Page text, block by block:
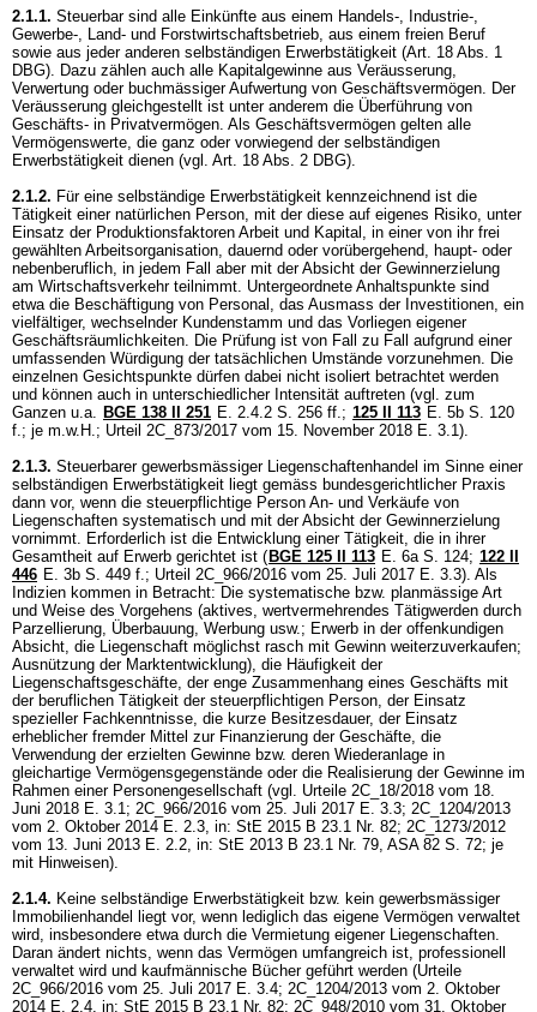
2.1.1. Steuerbar sind alle Einkünfte aus einem Handels-, Industrie-,
Gewerbe-, Land- und Forstwirtschaftsbetrieb, aus einem freien Beruf
sowie aus jeder anderen selbständigen Erwerbstätigkeit (Art. 18 Abs. 1
DBG). Dazu zählen auch alle Kapitalgewinne aus Veräusserung,
Verwertung oder buchmässiger Aufwertung von Geschäftsvermögen. Der
Veräusserung gleichgestellt ist unter anderem die Überführung von
Geschäfts- in Privatvermögen. Als Geschäftsvermögen gelten alle
Vermögenswerte, die ganz oder vorwiegend der selbständigen
Erwerbstätigkeit dienen (vgl. Art. 18 Abs. 2 DBG).
2.1.2. Für eine selbständige Erwerbstätigkeit kennzeichnend ist die
Tätigkeit einer natürlichen Person, mit der diese auf eigenes Risiko, unter
Einsatz der Produktionsfaktoren Arbeit und Kapital, in einer von ihr frei
gewählten Arbeitsorganisation, dauernd oder vorübergehend, haupt- oder
nebenberuflich, in jedem Fall aber mit der Absicht der Gewinnerzielung
am Wirtschaftsverkehr teilnimmt. Untergeordnete Anhaltspunkte sind
etwa die Beschäftigung von Personal, das Ausmass der Investitionen, ein
vielfältiger, wechselnder Kundenstamm und das Vorliegen eigener
Geschäftsräumlichkeiten. Die Prüfung ist von Fall zu Fall aufgrund einer
umfassenden Würdigung der tatsächlichen Umstände vorzunehmen. Die
einzelnen Gesichtspunkte dürfen dabei nicht isoliert betrachtet werden
und können auch in unterschiedlicher Intensität auftreten (vgl. zum
Ganzen u.a. BGE 138 II 251 E. 2.4.2 S. 256 ff.; 125 II 113 E. 5b S. 120
f.; je m.w.H.; Urteil 2C_873/2017 vom 15. November 2018 E. 3.1).
2.1.3. Steuerbarer gewerbsmässiger Liegenschaftenhandel im Sinne einer
selbständigen Erwerbstätigkeit liegt gemäss bundesgerichtlicher Praxis
dann vor, wenn die steuerpflichtige Person An- und Verkäufe von
Liegenschaften systematisch und mit der Absicht der Gewinnerzielung
vornimmt. Erforderlich ist die Entwicklung einer Tätigkeit, die in ihrer
Gesamtheit auf Erwerb gerichtet ist ( BGE 125 II 113 E. 6a S. 124; 122 II
446 E. 3b S. 449 f.; Urteil 2C_966/2016 vom 25. Juli 2017 E. 3.3). Als
Indizien kommen in Betracht: Die systematische bzw. planmässige Art
und Weise des Vorgehens (aktives, wertvermehrendes Tätigwerden durch
Parzellierung, Überbauung, Werbung usw.; Erwerb in der offenkundigen
Absicht, die Liegenschaft möglichst rasch mit Gewinn weiterzuverkaufen;
Ausnützung der Marktentwicklung), die Häufigkeit der
Liegenschaftsgeschäfte, der enge Zusammenhang eines Geschäfts mit
der beruflichen Tätigkeit der steuerpflichtigen Person, der Einsatz
spezieller Fachkenntnisse, die kurze Besitzesdauer, der Einsatz
erheblicher fremder Mittel zur Finanzierung der Geschäfte, die
Verwendung der erzielten Gewinne bzw. deren Wiederanlage in
gleichartige Vermögensgegenstände oder die Realisierung der Gewinne im
Rahmen einer Personengesellschaft (vgl. Urteile 2C_18/2018 vom 18.
Juni 2018 E. 3.1; 2C_966/2016 vom 25. Juli 2017 E. 3.3; 2C_1204/2013
vom 2. Oktober 2014 E. 2.3, in: StE 2015 B 23.1 Nr. 82; 2C_1273/2012
vom 13. Juni 2013 E. 2.2, in: StE 2013 B 23.1 Nr. 79, ASA 82 S. 72; je
mit Hinweisen).
2.1.4. Keine selbständige Erwerbstätigkeit bzw. kein gewerbsmässiger
Immobilienhandel liegt vor, wenn lediglich das eigene Vermögen verwaltet
wird, insbesondere etwa durch die Vermietung eigener Liegenschaften.
Daran ändert nichts, wenn das Vermögen umfangreich ist, professionell
verwaltet wird und kaufmännische Bücher geführt werden (Urteile
2C_966/2016 vom 25. Juli 2017 E. 3.4; 2C_1204/2013 vom 2. Oktober
2014 E. 2.4, in: StE 2015 B 23.1 Nr. 82; 2C_948/2010 vom 31. Oktober